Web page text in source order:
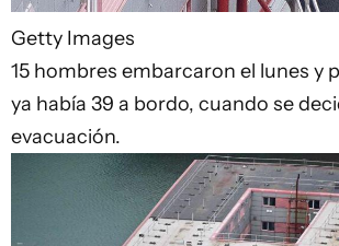
Getty Images
15 hombres embarcaron el lunes y
ya había 39 a bordo, cuando se
evacuación.